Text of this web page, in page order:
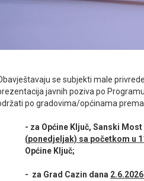
se subjekti male
javnih poziva po
po gradovima/općinama
- za Općine Ključ, Sanski
(ponedjeljak) sa početkom u
Općine Ključ;
- za Grad Cazin dana